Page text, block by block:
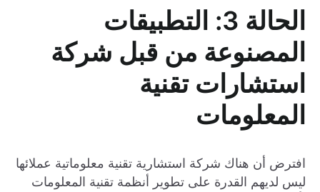
الحالة 3: التطبيقات
المصنوعة من قبل شركة
استشارات تقنية
المعلومات
افترض أن هناك شركة استشارية تقنية معلوماتية عملائها
ليس لديهم القدرة على تطوير أنظمة تقنية المعلومات